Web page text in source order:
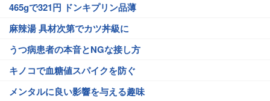
465gで321円 ドンキプリン品薄
麻辣湯 具材次第でカツ丼級に
うつ病患者の本音とNGな接し方
キノコで血糖値スパイクを防ぐ
メンタルに良い影響を与える趣味